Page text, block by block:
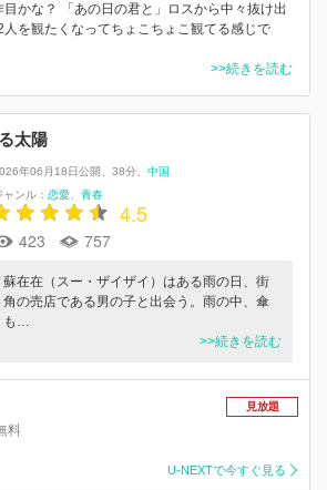
かな？ 「あの日の君と」ロスから中々抜け出
を観たくなってちょこちょこ観てる感じで
>>続きを読む
太陽
年06月18日公開 38分
中国
ャンル： 恋愛 青春
4.5
423 757
蘇在在（スー・ザイザイ）はある雨の日、街
角の売店である男の子と出会う。雨の中、傘
も…
>>続きを読む
料
見放題
U-NEXTで今すぐ見る